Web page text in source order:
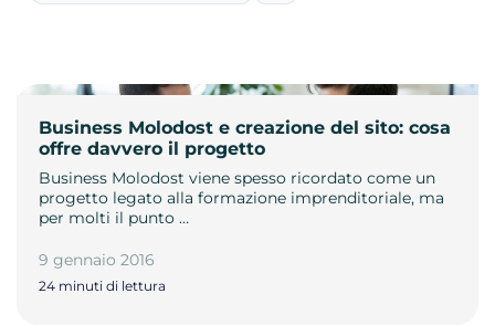
Business Molodost e creazione del sito: cosa
offre davvero il progetto
Business Molodost viene spesso ricordato come un
progetto legato alla formazione imprenditoriale, ma
per molti il punto …
9 gennaio 2016
24 minuti di lettura